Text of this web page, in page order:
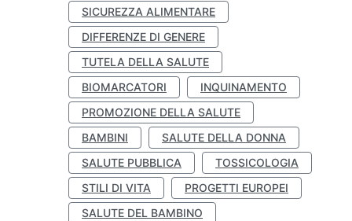
SICUREZZA ALIMENTARE
DIFFERENZE DI GENERE
TUTELA DELLA SALUTE
BIOMARCATORI
INQUINAMENTO
PROMOZIONE DELLA SALUTE
BAMBINI
SALUTE DELLA DONNA
SALUTE PUBBLICA
TOSSICOLOGIA
STILI DI VITA
PROGETTI EUROPEI
SALUTE DEL BAMBINO